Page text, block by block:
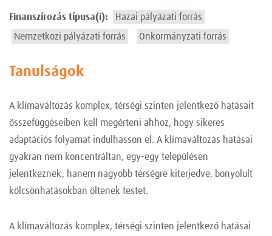
Finanszírozás típusa(i):
Hazai pályázati forrás
Nemzetközi pályázati forrás
Önkormányzati forrás
Tanulságok
A klímaváltozás komplex, térségi szinten jelentkező hatásait
összefüggéseiben kell megérteni ahhoz, hogy sikeres
adaptációs folyamat indulhasson el. A klímaváltozás hatásai
gyakran nem koncentráltan, egy-egy településen
jelentkeznek, hanem nagyobb térségre kiterjedve, bonyolult
kölcsönhatásokban öltenek testet.
A klímaváltozás komplex, térségi szinten jelentkező hatásai